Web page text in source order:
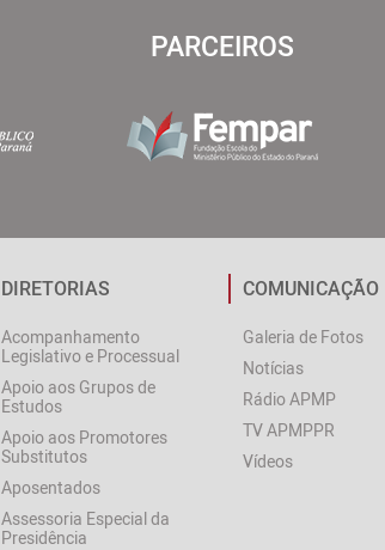
PARCEIROS
DIRETORIAS
Acompanhamento
Legislativo e Processual
Apoio aos Grupos de
Estudos
Apoio aos Promotores
Substitutos
Aposentados
Assessoria Especial da
Presidência
COMUNICAÇÃO
Galeria de Fotos
Notícias
Rádio APMP
TV APMPPR
Vídeos